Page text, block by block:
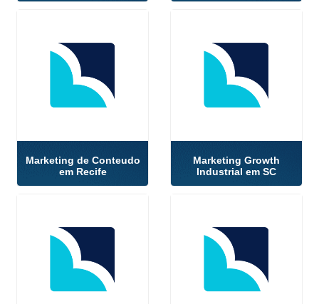
Marketing de Conteudo
em Recife
Marketing Growth
Industrial em SC